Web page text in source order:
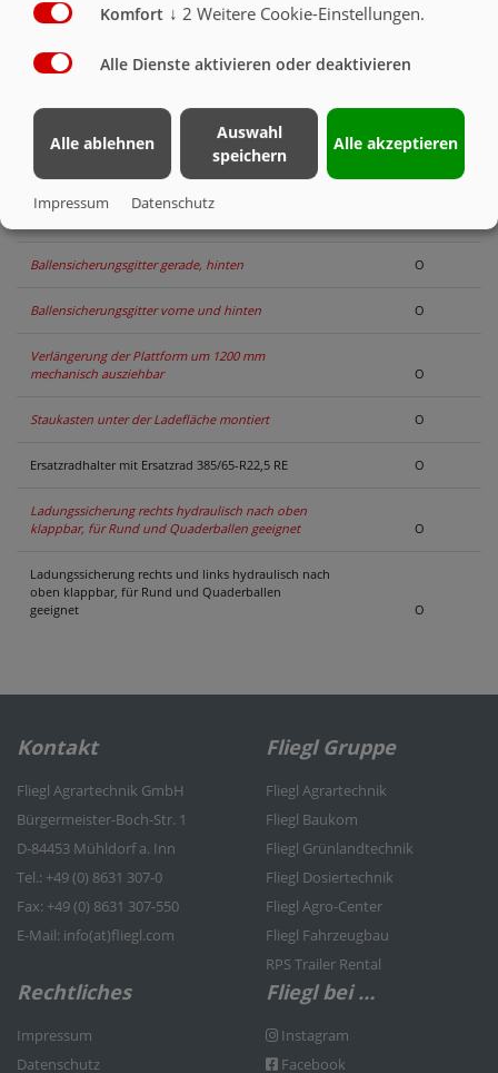
Brücke 9900 mm x 2480 mm O
Boden aus verzinkten Fliegl Power Grip (FPG)
Stirnwand 800 mm hoch
Ballensicherungsgitter gerade, hinten O
Ballensicherungsgitter vorne und hinten O
Verlängerung der Plattform um 1200 mm
mechanisch ausziehbar
O
Staukasten unter der Ladefläche montiert O
Ersatzradhalter mit Ersatzrad 385/65-R22,5 RE O
Ladungssicherung rechts hydraulisch nach oben
klappbar, für Rund und Quaderballen geeignet
O
Ladungssicherung rechts und links hydraulisch nach
oben klappbar, für Rund und Quaderballen
geeignet
O
Kontakt
Fliegl Agrartechnik GmbH
Bürgermeister-Boch-Str. 1
D-84453 Mühldorf a. Inn
Tel.: +49 (0) 8631 307-0
Fax: +49 (0) 8631 307-550
E-Mail: info(at)fliegl.com
Fliegl Gruppe
Fliegl Agrartechnik
Fliegl Baukom
Fliegl Grünlandtechnik
Fliegl Dosiertechnik
Fliegl Agro-Center
Fliegl Fahrzeugbau
RPS Trailer Rental
Rechtliches
Impressum
Datenschutz
Fliegl bei …
Instagram
Facebook
Komfort ↓ 2 Weitere Cookie-Einstellungen.
Alle Dienste aktivieren oder deaktivieren
Alle ablehnen
Auswahl
speichern
Alle akzeptieren
Impressum Datenschutz